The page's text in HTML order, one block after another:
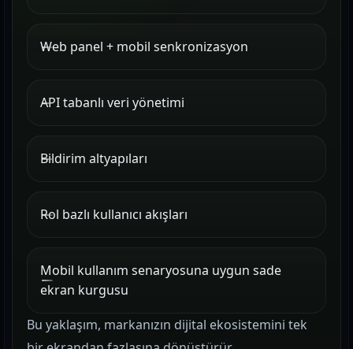
Web panel + mobil senkronizasyon
API tabanlı veri yönetimi
Bildirim altyapıları
Rol bazlı kullanıcı akışları
Mobil kullanım senaryosuna uygun sade
ekran kurgusu
Bu yaklaşım, markanızın dijital ekosistemini tek